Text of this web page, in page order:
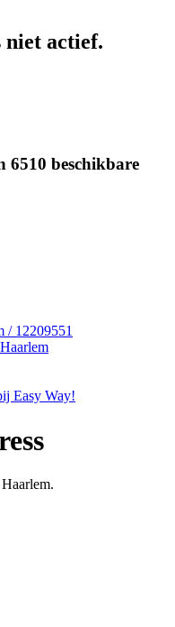
niet actief.
6510 beschikbare
/ 12209551
Easy Way!